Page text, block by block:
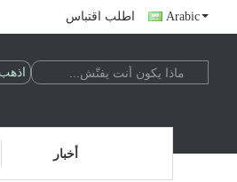
اطلب اقتباس Arabic
أخبار